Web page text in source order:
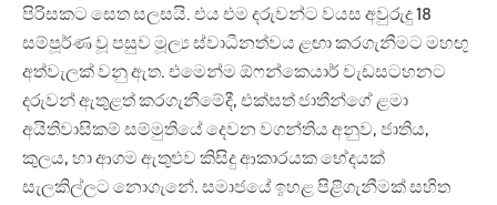
පිරිසකට සෙත සලසයි. එය එම දරුවන්ට වයස අවුරුදු 18
සම්පූර්ණ වූ පසුව මූල්‍ය ස්වාධීනත්වය ළඟා කරගැනීමට මහඟු
අත්වැලක් වනු ඇත. එමෙන්ම ඕෆන්කෙයාර් වැඩසටහනට
දරුවන් ඇතුළත් කරගැනීමේදී, එක්සත් ජාතීන්ගේ ළමා
අයිතිවාසිකම් සම්මුතියේ දෙවන වගන්තිය අනුව, ජාතිය,
කුලය, හා ආගම ඇතුළුව කිසිදු ආකාරයක භේදයක්
සැලකිල්ලට නොගැනේ. සමාජයේ ඉහළ පිළිගැනීමක් සහිත